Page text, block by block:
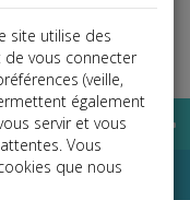
site utilise des
vous connecter
(veille,
également
servir et vous
Vous
que nous